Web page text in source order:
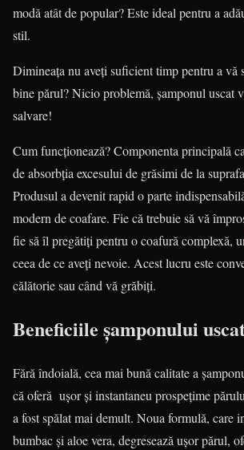
modă atât de popular? Este ideal pentru a
stil.
Dimineața nu aveți suficient timp pentru a vă
bine părul? Nicio problemă, șamponul uscat
salvare!
Cum funcționează? Componenta principală
de absorbția excesului de grăsimi de la
Produsul a devenit rapid o parte
modern de coafare. Fie că trebuie să vă
fie să îl pregătiți pentru o coafură complexă,
ceea de ce aveți nevoie. Acest lucru este
călătorie sau când vă grăbiți.
Beneficiile șamponului
Fără îndoială, cea mai bună calitate a
că oferă ușor și instantaneu prospețime
a fost spălat mai demult. Noua formulă, care
bumbac și aloe vera, degresează ușor părul,